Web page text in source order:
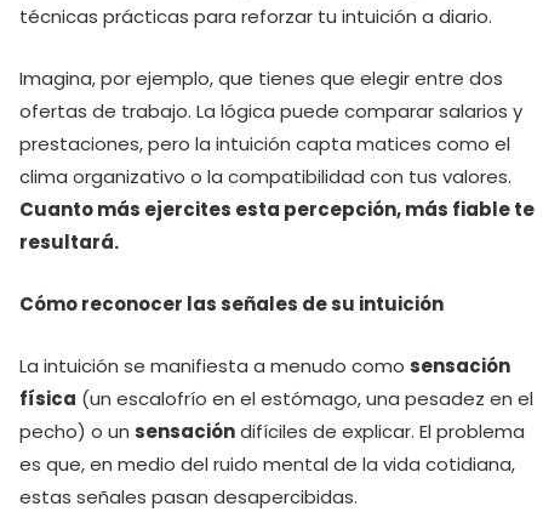
técnicas prácticas para reforzar tu intuición a diario.
Imagina, por ejemplo, que tienes que elegir entre dos
ofertas de trabajo. La lógica puede comparar salarios y
prestaciones, pero la intuición capta matices como el
clima organizativo o la compatibilidad con tus valores.
Cuanto más ejercites esta percepción, más fiable te
resultará.
Cómo reconocer las señales de su intuición
La intuición se manifiesta a menudo como sensación
física (un escalofrío en el estómago, una pesadez en el
pecho) o un sensacióndifíciles de explicar. El problema
es que, en medio del ruido mental de la vida cotidiana,
estas señales pasan desapercibidas.